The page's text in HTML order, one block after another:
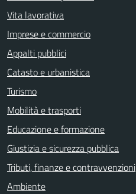
Vita lavorativa
Imprese e commercio
Appalti pubblici
Catasto e urbanistica
Turismo
Mobilità e trasporti
Educazione e formazione
Giustizia e sicurezza pubblica
Tributi, finanze e contravvenzioni
Ambiente